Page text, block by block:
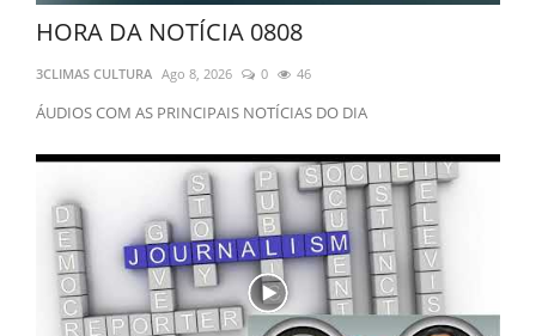
HORA DA NOTÍCIA 0808
3CLIMAS CULTURA Ago 8, 2026 0 46
ÁUDIOS COM AS PRINCIPAIS NOTÍCIAS DO DIA